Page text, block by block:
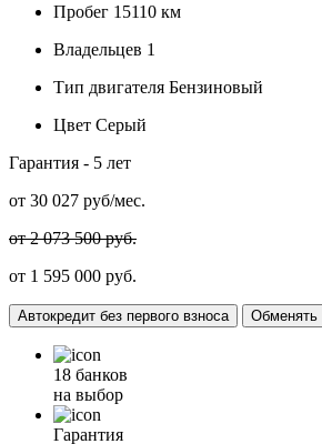
Пробег 15110 км
Владельцев 1
Тип двигателя Бензиновый
Цвет Серый
Гарантия - 5 лет
от 30 027 руб/мес.
от 2 073 500 руб.
от 1 595 000 руб.
Автокредит без первого взноса Обменять
18 банков
на выбор
Гарантия